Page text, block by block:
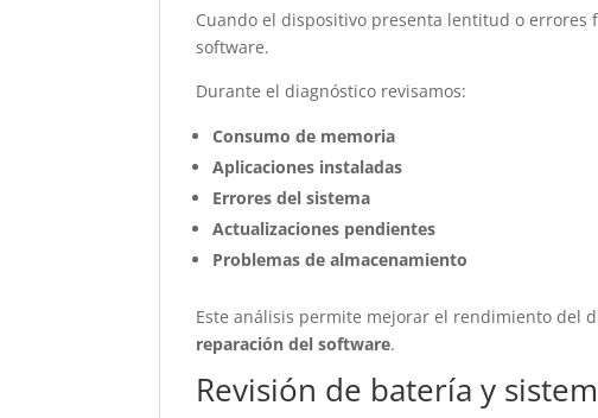
Cuando el dispositivo presenta lentitud o
software.
Durante el diagnóstico revisamos:
Consumo de memoria
Aplicaciones instaladas
Errores del sistema
Actualizaciones pendientes
Problemas de almacenamiento
Este análisis permite mejorar el rendimiento del
reparación del software.
Revisión de batería y